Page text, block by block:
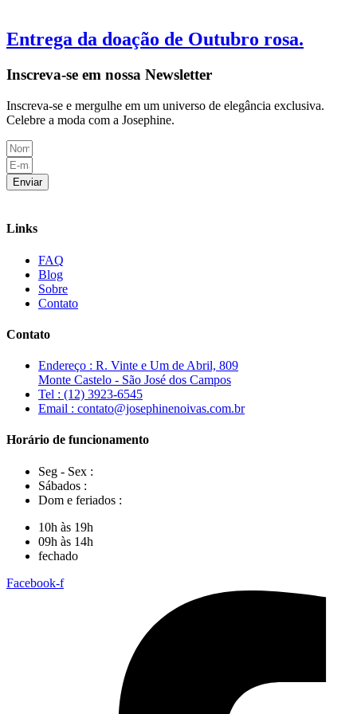
Entrega da doação de Outubro rosa.
Inscreva-se em nossa Newsletter
Inscreva-se e mergulhe em um universo de elegância exclusiva.
Celebre a moda com a Josephine.
Enviar
Links
FAQ
Blog
Sobre
Contato
Contato
Endereço : R. Vinte e Um de Abril, 809
Monte Castelo - São José dos Campos
Tel : (12) 3923-6545
Email : contato@josephinenoivas.com.br
Horário de funcionamento
Seg - Sex :
Sábados :
Dom e feriados :
10h às 19h
09h às 14h
fechado
Facebook-f